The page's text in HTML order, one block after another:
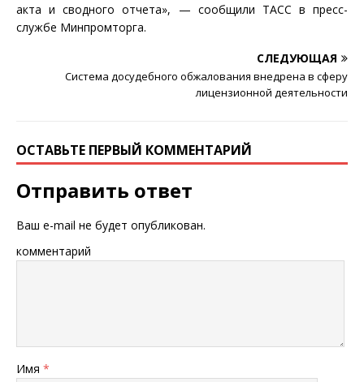
акта и сводного отчета», — сообщили ТАСС в пресс-
службе Минпромторга.
СЛЕДУЮЩАЯ
Система досудебного обжалования внедрена в сферу
лицензионной деятельности
ОСТАВЬТЕ ПЕРВЫЙ КОММЕНТАРИЙ
Отправить ответ
Ваш e-mail не будет опубликован.
комментарий
Имя *